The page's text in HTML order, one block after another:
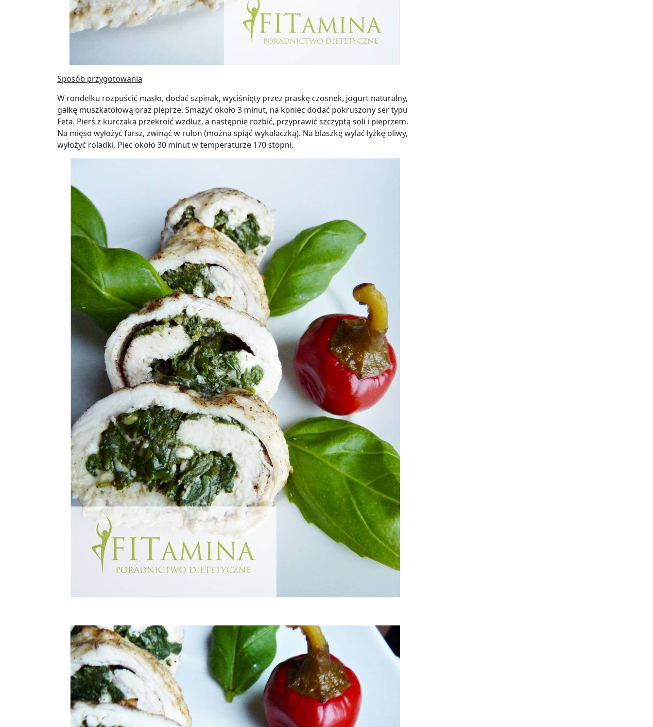
Sposób przygotowania
W rondelku rozpuścić masło, dodać szpinak, wyciśnięty przez praskę czosnek, jogurt naturalny,
gałkę muszkatołową oraz pieprze. Smażyć około 3 minut, na koniec dodać pokruszony ser typu
Feta. Pierś z kurczaka przekroić wzdłuż, a następnie rozbić, przyprawić szczyptą soli i pieprzem.
Na mięso wyłożyć farsz, zwinąć w rulon (można spiąć wykałaczką). Na blaszkę wylać łyżkę oliwy,
wyłożyć roladki. Piec około 30 minut w temperaturze 170 stopni.